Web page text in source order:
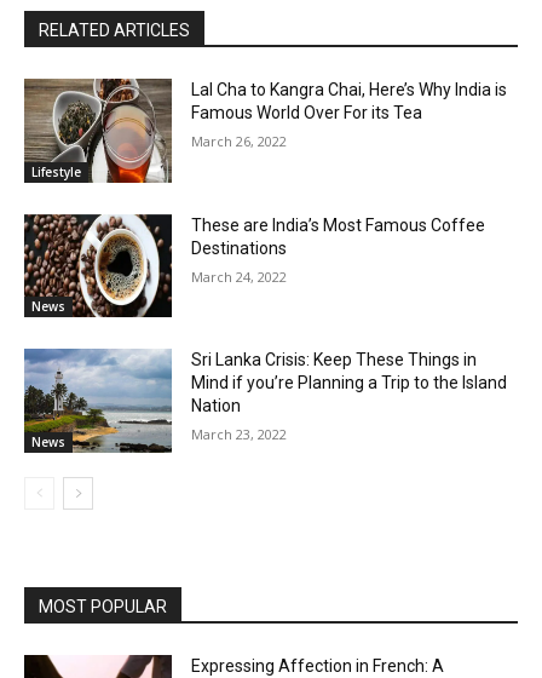
RELATED ARTICLES
Lifestyle
Lal Cha to Kangra Chai, Here’s Why India is
Famous World Over For its Tea
March 26, 2022
News
These are India’s Most Famous Coffee
Destinations
March 24, 2022
News
Sri Lanka Crisis: Keep These Things in
Mind if you’re Planning a Trip to the Island
Nation
March 23, 2022
MOST POPULAR
Expressing Affection in French: A